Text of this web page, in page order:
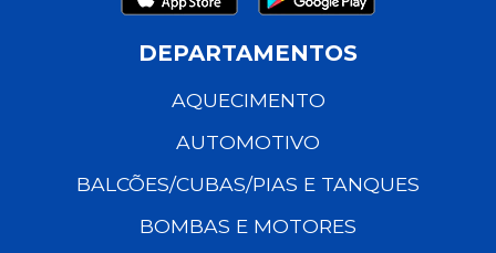
DEPARTAMENTOS
AQUECIMENTO
AUTOMOTIVO
BALCÕES/CUBAS/PIAS E TANQUES
BOMBAS E MOTORES